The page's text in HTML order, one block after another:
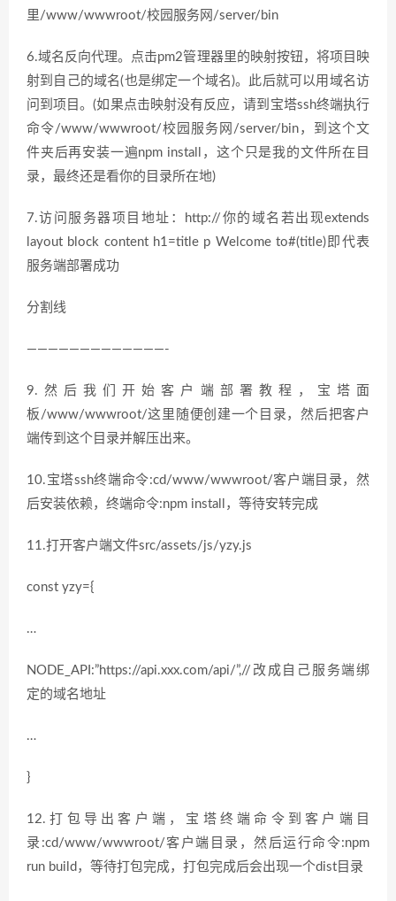
里/www/wwwroot/校园服务网/server/bin
6.域名反向代理。点击pm2管理器里的映射按钮，将项目映
射到自己的域名(也是绑定一个域名)。此后就可以用域名访
问到项目。(如果点击映射没有反应，请到宝塔ssh终端执行
命令/www/wwwroot/校园服务网/server/bin，到这个文
件夹后再安装一遍npm install，这个只是我的文件所在目
录，最终还是看你的目录所在地)
7.访问服务器项目地址：http://你的域名若出现extends
layout block content h1=title p Welcome to#(title)即代表
服务端部署成功
分割线
—————————————-
9.然后我们开始客户端部署教程，宝塔面
板/www/wwwroot/这里随便创建一个目录，然后把客户
端传到这个目录并解压出来。
10.宝塔ssh终端命令:cd/www/wwwroot/客户端目录，然
后安装依赖，终端命令:npm install，等待安转完成
11.打开客户端文件src/assets/js/yzy.js
const yzy={
…
NODE_API:”https://api.xxx.com/api/”,//改成自己服务端绑
定的域名地址
…
}
12.打包导出客户端，宝塔终端命令到客户端目
录:cd/www/wwwroot/客户端目录，然后运行命令:npm
run build，等待打包完成，打包完成后会出现一个dist目录